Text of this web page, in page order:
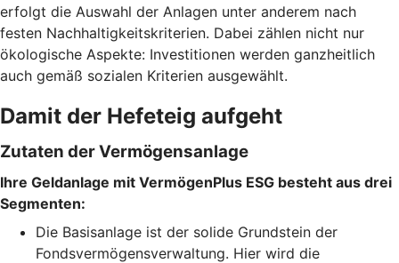
erfolgt die Auswahl der Anlagen unter anderem nach
festen Nachhaltigkeitskriterien. Dabei zählen nicht nur
ökologische Aspekte: Investitionen werden ganzheitlich
auch gemäß sozialen Kriterien ausgewählt.
Damit der Hefeteig aufgeht
Zutaten der Vermögensanlage
Ihre Geldanlage mit VermögenPlus ESG besteht aus drei
Segmenten:
Die Basisanlage ist der solide Grundstein der
Fondsvermögensverwaltung. Hier wird die